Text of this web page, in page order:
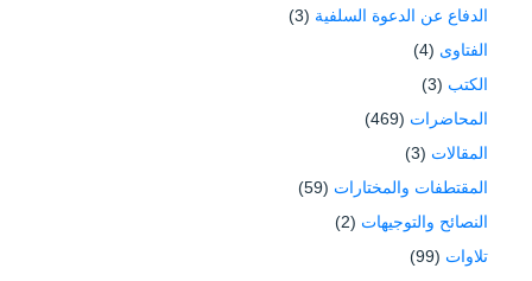
الدفاع عن الدعوة السلفية (3)
الفتاوى (4)
الكتب (3)
المحاضرات (469)
المقالات (3)
المقتطفات والمختارات (59)
النصائح والتوجيهات (2)
تلاوات (99)